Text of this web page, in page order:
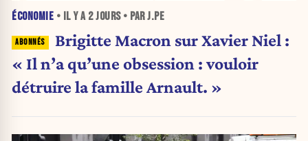
ÉCONOMIE • IL Y A 2 JOURS• PAR J.PE
Brigitte Macron sur Xavier Niel :
« Il n’a qu’une obsession : vouloir
détruire la famille Arnault. »